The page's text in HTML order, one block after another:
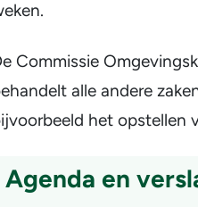
Commissie
alle andere
het opstellen
Agenda en